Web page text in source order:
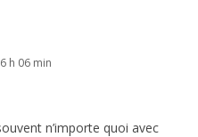
h 06 min
n’importe quoi avec